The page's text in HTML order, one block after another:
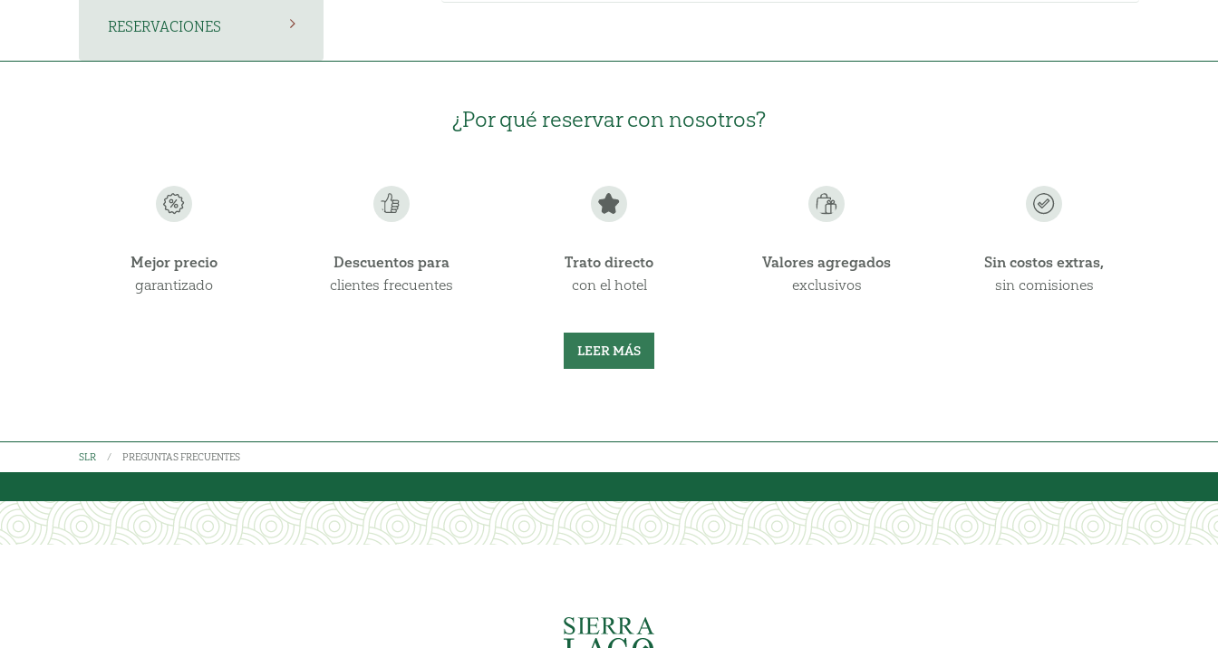
RESERVACIONES
¿Por qué reservar con nosotros?
Mejor precio
garantizado
Descuentos para
clientes frecuentes
Trato directo
con el hotel
Valores agregados
exclusivos
Sin costos extras,
sin comisiones
LEER MÁS
SLR PREGUNTAS FRECUENTES